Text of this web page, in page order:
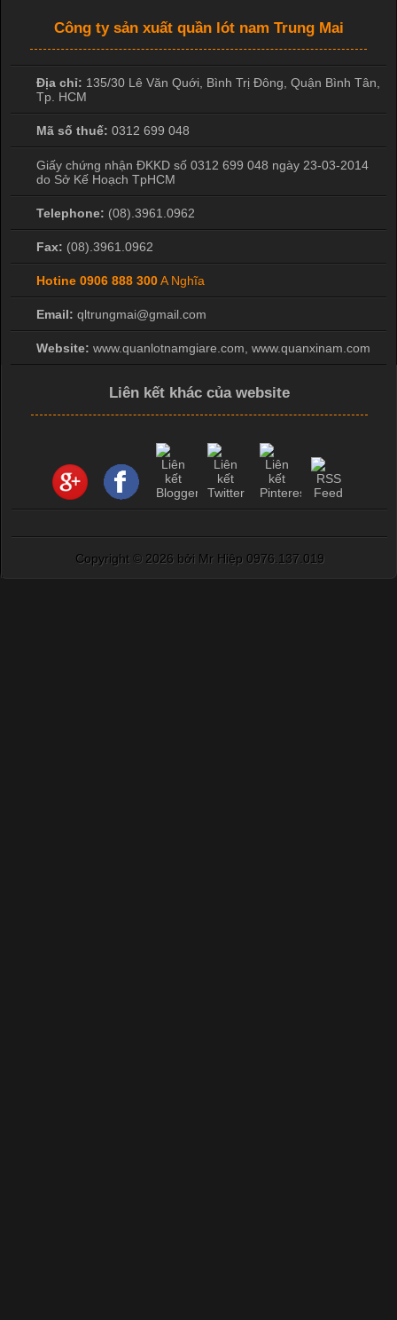
Công ty sản xuất quần lót nam Trung Mai
Địa chỉ: 135/30 Lê Văn Quới, Bình Trị Đông, Quận Bình Tân,
Tp. HCM
Mã số thuế: 0312 699 048
Giấy chứng nhận ĐKKD số 0312 699 048 ngày 23-03-2014
do Sở Kế Hoạch TpHCM
Telephone: (08).3961.0962
Fax: (08).3961.0962
Hotine 0906 888 300A Nghĩa
Email: qltrungmai@gmail.com
Website: www.quanlotnamgiare.com, www.quanxinam.com
Liên kết khác của website
Copyright © 2026 bởi Mr Hiệp 0976.137.019